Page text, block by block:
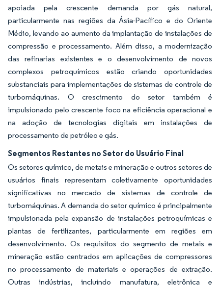
apoiada pela crescente demanda por gás natural,
particularmente nas regiões da Ásia-Pacífico e do Oriente
Médio, levando ao aumento da implantação de instalações de
compressão e processamento. Além disso, a modernização
das refinarias existentes e o desenvolvimento de novos
complexos petroquímicos estão criando oportunidades
substanciais para implementações de sistemas de controle de
turbomáquinas. O crescimento do setor também é
impulsionado pelo crescente foco na eficiência operacional e
na adoção de tecnologias digitais em instalações de
processamento de petróleo e gás.
Segmentos Restantes no Setor do Usuário Final
Os setores químico, de metais e mineração e outros setores de
usuários finais representam coletivamente oportunidades
significativas no mercado de sistemas de controle de
turbomáquinas. A demanda do setor químico é principalmente
impulsionada pela expansão de instalações petroquímicas e
plantas de fertilizantes, particularmente em regiões em
desenvolvimento. Os requisitos do segmento de metais e
mineração estão centrados em aplicações de compressores
no processamento de materiais e operações de extração.
Outras indústrias, incluindo manufatura, eletrônica e